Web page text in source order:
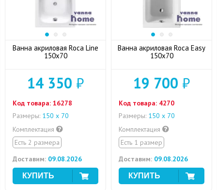
Ванна акриловая Roca Line
150x70
14 350 ₽
Код товара: 16278
Размеры: 150 х 70
Комплектация
Есть 2 размера
Доставим: 09.08.2026
Ванна акриловая Roca Easy
150x70
19 700 ₽
Код товара: 4270
Размеры: 150 х 70
Комплектация
Есть 1 размер
Доставим: 09.08.2026